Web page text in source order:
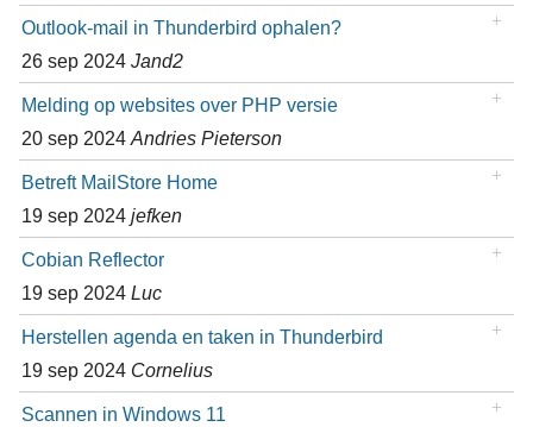
Outlook-mail in Thunderbird ophalen?
26 sep 2024 Jand2
Melding op websites over PHP versie
20 sep 2024 Andries Pieterson
Betreft MailStore Home
19 sep 2024 jefken
Cobian Reflector
19 sep 2024 Luc
Herstellen agenda en taken in Thunderbird
19 sep 2024 Cornelius
Scannen in Windows 11